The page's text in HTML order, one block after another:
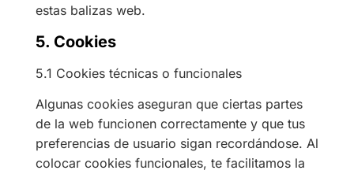
estas balizas web.
5. Cookies
5.1 Cookies técnicas o funcionales
Algunas cookies aseguran que ciertas partes
de la web funcionen correctamente y que tus
preferencias de usuario sigan recordándose. Al
colocar cookies funcionales, te facilitamos la